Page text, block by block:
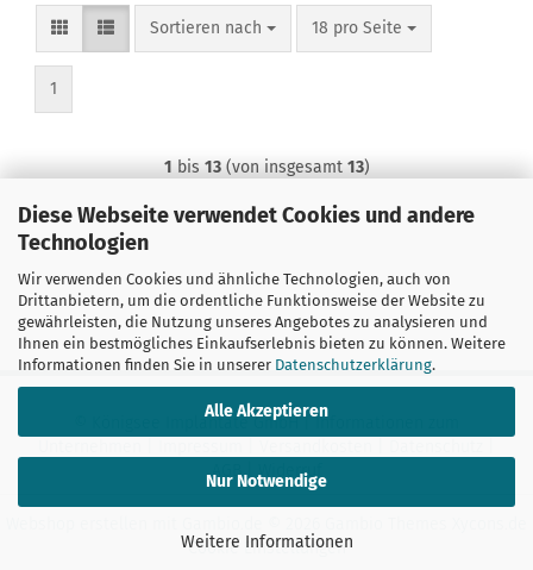
Diese Webseite verwendet Cookies und andere
Technologien
Wir verwenden Cookies und ähnliche Technologien, auch von
Drittanbietern, um die ordentliche Funktionsweise der Website zu
gewährleisten, die Nutzung unseres Angebotes zu analysieren und
Ihnen ein bestmögliches Einkaufserlebnis bieten zu können. Weitere
Informationen finden Sie in unserer Datenschutzerklärung.
Alle Akzeptieren
Nur Notwendige
Weitere Informationen
Sortieren nach
Sortieren nach 18 pro Seite
pro Seite
1
1 bis 13(von insgesamt 13)
© Königsee Implantate GmbH |Informationen zum
AGB| Widerruf
Cookie Einstellungen